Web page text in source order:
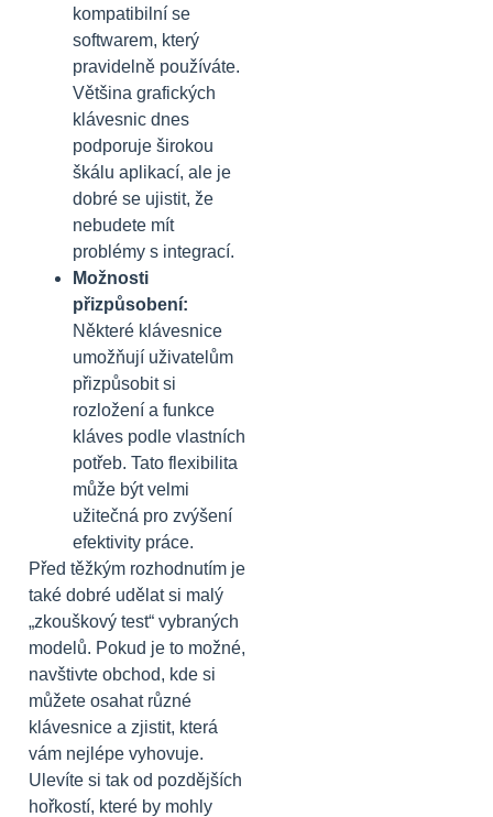
kompatibilní se
softwarem, který
pravidelně používáte.
Většina grafických
klávesnic dnes
podporuje širokou
škálu aplikací, ale je
dobré se ujistit, že
nebudete mít
problémy s integrací.
Možnosti
přizpůsobení:
Některé klávesnice
umožňují uživatelům
přizpůsobit si
rozložení a funkce
kláves podle vlastních
potřeb. Tato flexibilita
může být velmi
užitečná pro zvýšení
efektivity práce.
Před těžkým rozhodnutím je
také dobré udělat si malý
„zkouškový test“ vybraných
modelů. Pokud je to možné,
navštivte obchod, kde si
můžete osahat různé
klávesnice a zjistit, která
vám nejlépe vyhovuje.
Ulevíte si tak od pozdějších
hořkostí, které by mohly